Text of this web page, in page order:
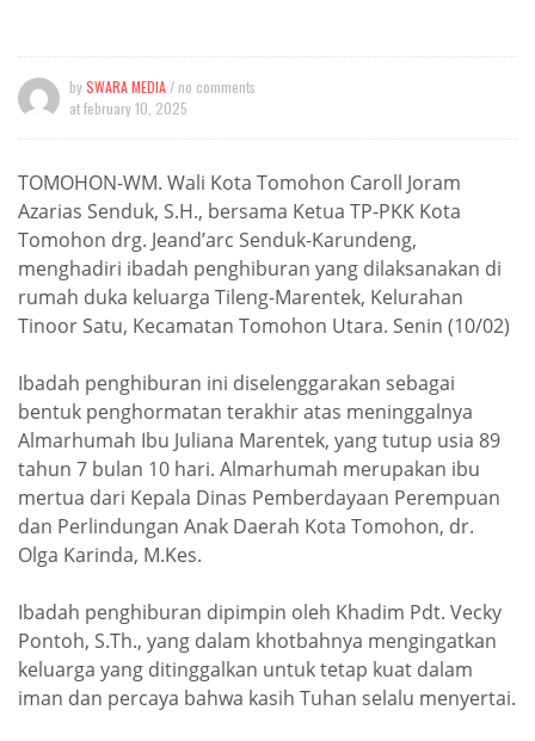
bySWARA MEDIA/ no comments
atfebruary 10, 2025
TOMOHON-WM. Wali Kota Tomohon Caroll Joram
Azarias Senduk, S.H., bersama Ketua TP-PKK Kota
Tomohon drg. Jeand’arc Senduk-Karundeng,
menghadiri ibadah penghiburan yang dilaksanakan di
rumah duka keluarga Tileng-Marentek, Kelurahan
Tinoor Satu, Kecamatan Tomohon Utara. Senin (10/02)
Ibadah penghiburan ini diselenggarakan sebagai
bentuk penghormatan terakhir atas meninggalnya
Almarhumah Ibu Juliana Marentek, yang tutup usia 89
tahun 7 bulan 10 hari. Almarhumah merupakan ibu
mertua dari Kepala Dinas Pemberdayaan Perempuan
dan Perlindungan Anak Daerah Kota Tomohon, dr.
Olga Karinda, M.Kes.
Ibadah penghiburan dipimpin oleh Khadim Pdt. Vecky
Pontoh, S.Th., yang dalam khotbahnya mengingatkan
keluarga yang ditinggalkan untuk tetap kuat dalam
iman dan percaya bahwa kasih Tuhan selalu menyertai.